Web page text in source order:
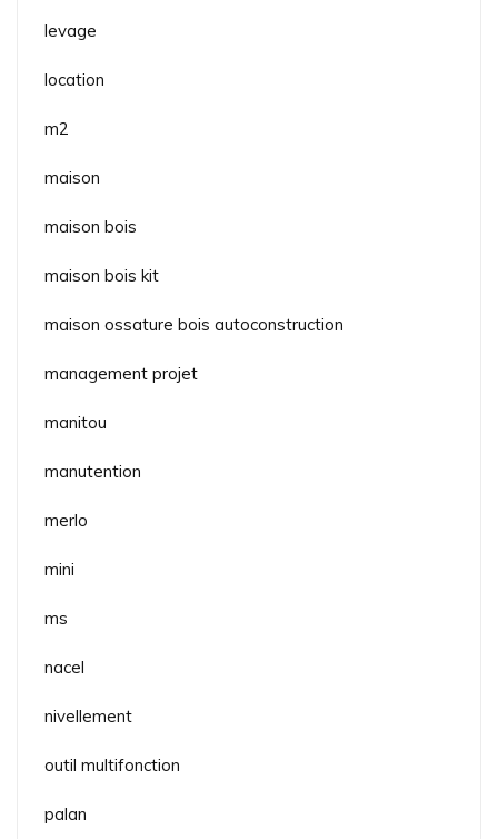
levage
location
m2
maison
maison bois
maison bois kit
maison ossature bois autoconstruction
management projet
manitou
manutention
merlo
mini
ms
nacel
nivellement
outil multifonction
palan